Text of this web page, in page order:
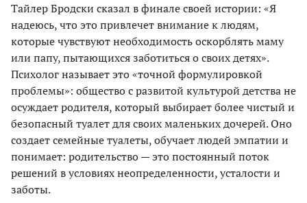
Тайлер Бродски сказал в финале своей истории: «Я
надеюсь, что это привлечет внимание к людям,
которые чувствуют необходимость оскорблять маму
или папу, пытающихся заботиться о своих детях».
Психолог называет это «точной формулировкой
проблемы»: общество с развитой культурой детства не
осуждает родителя, который выбирает более чистый и
безопасный туалет для своих маленьких дочерей. Оно
создает семейные туалеты, обучает людей эмпатии и
понимает: родительство — это постоянный поток
решений в условиях неопределенности, усталости и
заботы.